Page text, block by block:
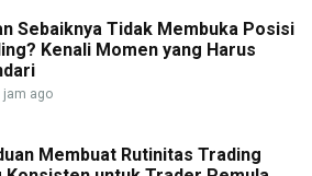
Sebaiknya Tidak Membuka Posisi
Kenali Momen yang Harus
jam ago
Membuat Rutinitas Trading